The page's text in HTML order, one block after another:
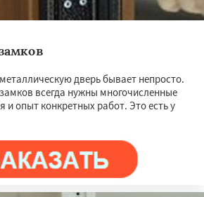
дверь бывает непросто.
всегда нужны многочисленные
и опыт конкретных работ. Это есть у